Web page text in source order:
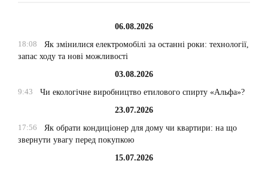
06.08.2026
18:08
Як змінилися електромобілі за останні роки: технології,
запас ходу та нові можливості
03.08.2026
9:43
Чи екологічне виробництво етилового спирту «Альфа»?
23.07.2026
17:56
Як обрати кондиціонер для дому чи квартири: на що
звернути увагу перед покупкою
15.07.2026